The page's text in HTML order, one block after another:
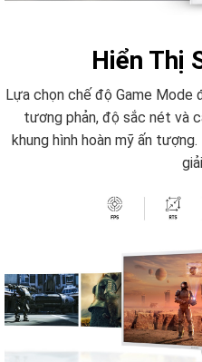
Hiển Thị
Lựa chọn chế độ Game
tương phản, độ sắc nét và
khung hình hoàn mỹ ấn